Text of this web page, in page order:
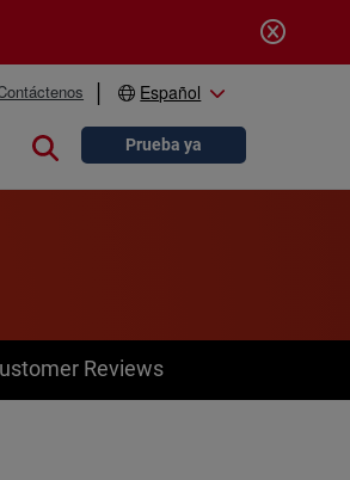
Español
Close searchPrueba ya
Reviews